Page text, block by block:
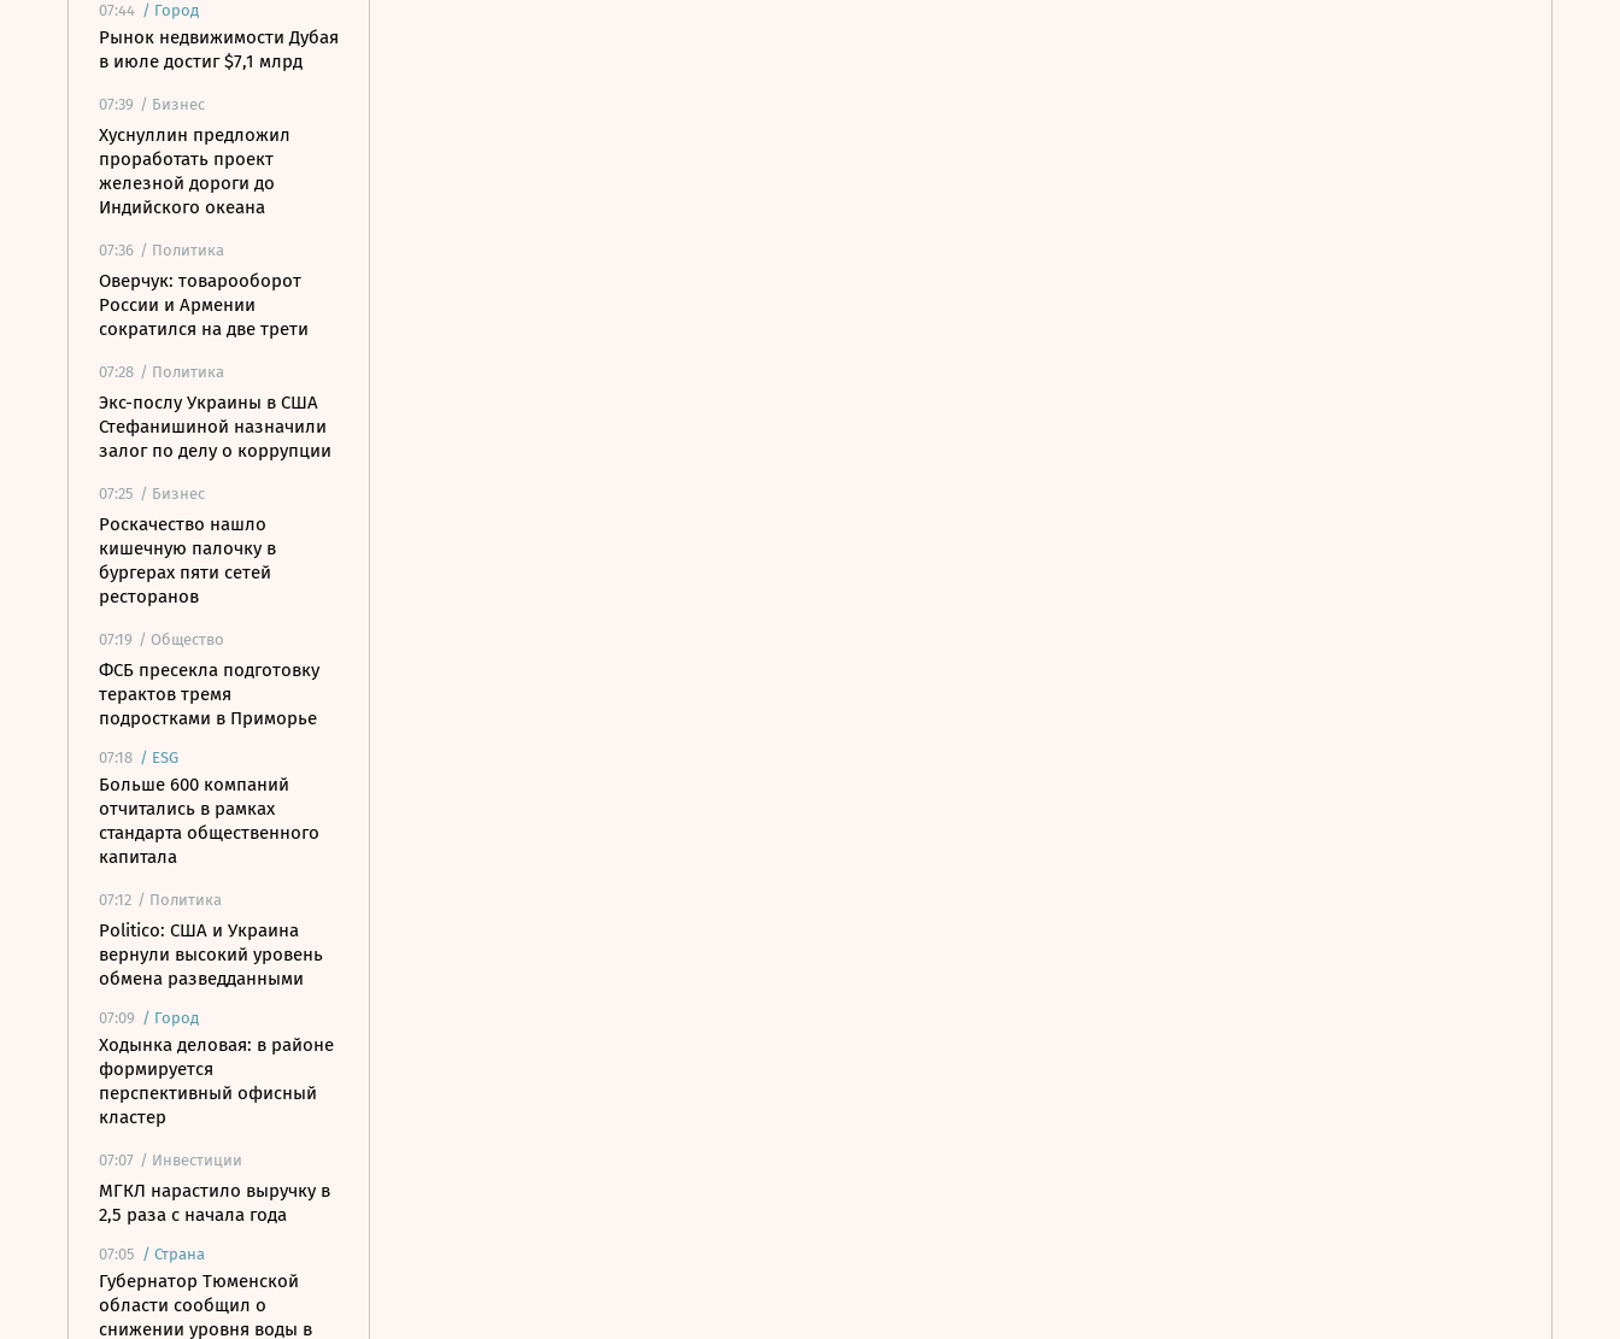
07:44 / Город
Рынок недвижимости Дубая
в июле достиг $7,1 млрд
07:39 / Бизнес
Хуснуллин предложил
проработать проект
железной дороги до
Индийского океана
07:36 / Политика
Оверчук: товарооборот
России и Армении
сократился на две трети
07:28 / Политика
Экс-послу Украины в США
Стефанишиной назначили
залог по делу о коррупции
07:25 / Бизнес
Роскачество нашло
кишечную палочку в
бургерах пяти сетей
ресторанов
07:19 / Общество
ФСБ пресекла подготовку
терактов тремя
подростками в Приморье
07:18 / ESG
Больше 600 компаний
отчитались в рамках
стандарта общественного
капитала
07:12 / Политика
Politico: США и Украина
вернули высокий уровень
обмена разведданными
07:09 / Город
Ходынка деловая: в районе
формируется
перспективный офисный
кластер
07:07 / Инвестиции
МГКЛ нарастило выручку в
2,5 раза с начала года
07:05 / Страна
Губернатор Тюменской
области сообщил о
снижении уровня воды в